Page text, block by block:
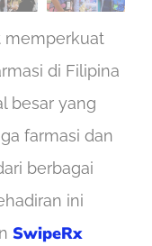
di Filipina
besar yang
farmasi dan
berbagai
ini
SwipeRx